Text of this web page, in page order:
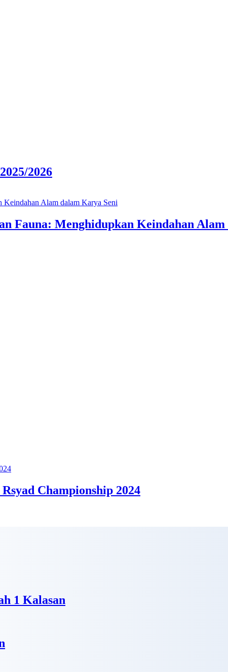
2026
Fauna: Menghidupkan Keindahan
Championship 2024
1 Kalasan